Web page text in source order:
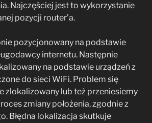
Najczęściej jest to wykorzystanie
pozycji router’a.
pozycjonowany na podstawie
internetu. Następnie
na podstawie urządzeń z
do sieci WiFi. Problem się
zlokalizowany lub też przeniesiemy
zmiany położenia, zgodnie z
Błędna lokalizacja skutkuje